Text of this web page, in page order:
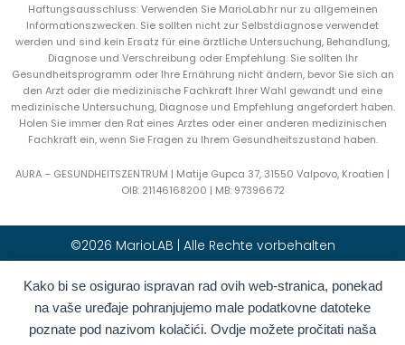
Kako bi se osigurao ispravan rad ovih web-stranica, ponekad
na vaše uređaje pohranjujemo male podatkovne datoteke
poznate pod nazivom kolačići. Ovdje možete pročitati naša
Haftungsausschluss: Verwenden Sie MarioLab.hr nur zu allgemeinen
Informationszwecken. Sie sollten nicht zur Selbstdiagnose verwendet
werden und sind kein Ersatz für eine ärztliche Untersuchung, Behandlung,
Diagnose und Verschreibung oder Empfehlung. Sie sollten Ihr
Gesundheitsprogramm oder Ihre Ernährung nicht ändern, bevor Sie sich an
den Arzt oder die medizinische Fachkraft Ihrer Wahl gewandt und eine
medizinische Untersuchung, Diagnose und Empfehlung angefordert haben.
Holen Sie immer den Rat eines Arztes oder einer anderen medizinischen
Fachkraft ein, wenn Sie Fragen zu Ihrem Gesundheitszustand haben.
AURA – GESUNDHEITSZENTRUM | Matije Gupca 37, 31550 Valpovo, Kroatien |
OIB: 21146168200 | MB: 97396672
©2026 MarioLAB | Alle Rechte vorbehalten
Hrvatski(Kroatisch) English(Englisch)
Deutsch
Polski (Polnisch)
Română(Rumänisch) Italiano( Italienisch)